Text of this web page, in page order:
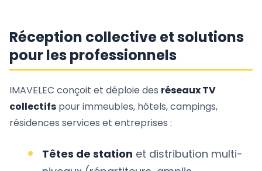
Réception collective et solutions
pour les professionnels
IMAVELEC conçoit et déploie des réseaux TV
collectifs pour immeubles, hôtels, campings,
résidences services et entreprises :
Têtes de station et distribution multi-